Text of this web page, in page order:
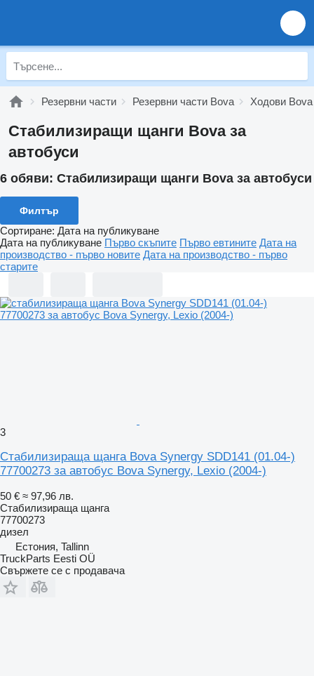
Резервни части Резервни части Bova Ходови Bova
Стабилизиращи щанги Bova за
автобуси
6 обяви: Стабилизиращи щанги Bova за автобуси
Филтър
Сортиране: Дата на публикуване
Дата на публикуване Първо скъпите Първо евтините Дата на
производство - първо новите Дата на производство - първо
старите
3
Стабилизираща щанга Bova Synergy SDD141 (01.04-)
77700273 за автобус Bova Synergy, Lexio (2004-)
50 € ≈ 97,96 лв.
Стабилизираща щанга
77700273
дизел
Естония, Tallinn
TruckParts Eesti OÜ
Свържете се с продавача